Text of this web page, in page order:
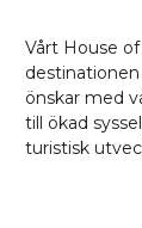
Vårt House
önskar med
till ökad
turistisk